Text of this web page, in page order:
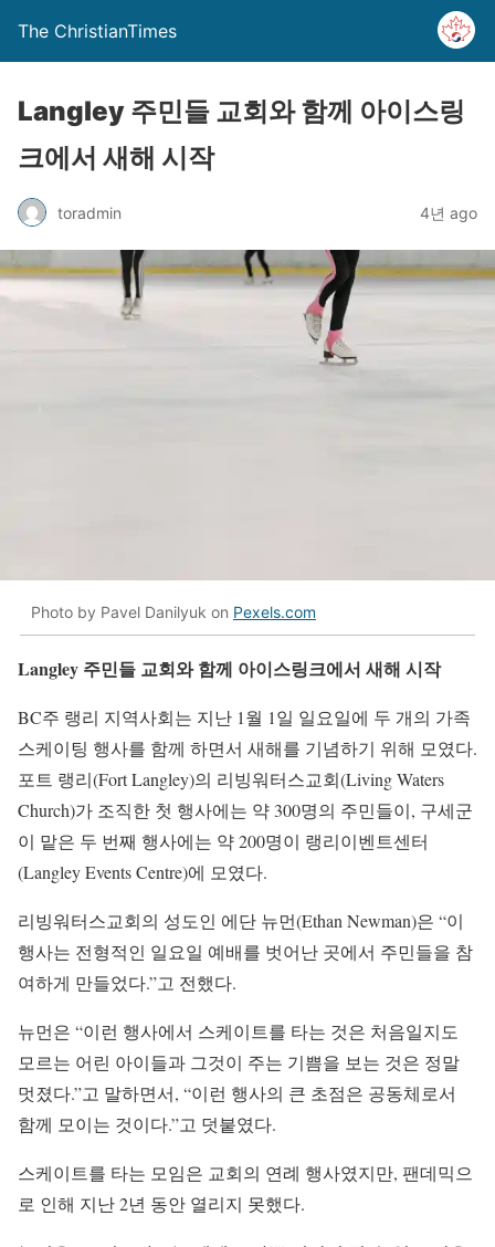
The ChristianTimes
Langley 주민들 교회와 함께 아이스링
크에서 새해 시작
toradmin 4년 ago
Photo by Pavel Danilyuk on Pexels.com
Langley 주민들 교회와 함께 아이스링크에서 새해 시작
BC주 랭리 지역사회는 지난 1월 1일 일요일에 두 개의 가족
스케이팅 행사를 함께 하면서 새해를 기념하기 위해 모였다.
포트 랭리(Fort Langley)의 리빙워터스교회(Living Waters
Church)가 조직한 첫 행사에는 약 300명의 주민들이, 구세군
이 맡은 두 번째 행사에는 약 200명이 랭리이벤트센터
(Langley Events Centre)에 모였다.
리빙워터스교회의 성도인 에단 뉴먼(Ethan Newman)은 “이
행사는 전형적인 일요일 예배를 벗어난 곳에서 주민들을 참
여하게 만들었다.”고 전했다.
뉴먼은 “이런 행사에서 스케이트를 타는 것은 처음일지도
모르는 어린 아이들과 그것이 주는 기쁨을 보는 것은 정말
멋졌다.”고 말하면서, “이런 행사의 큰 초점은 공동체로서
함께 모이는 것이다.”고 덧붙였다.
스케이트를 타는 모임은 교회의 연례 행사였지만, 팬데믹으
로 인해 지난 2년 동안 열리지 못했다.